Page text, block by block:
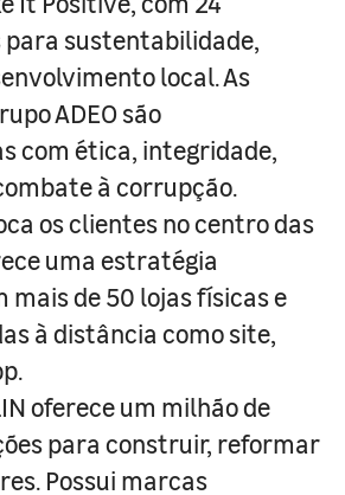
sustentabilidade,
local. As
ADEO são
com ética, integridade,
à corrupção.
os clientes no centro das
uma estratégia
mais de 50 lojas físicas e
à distância como site,
oferece um milhão de
para construir, reformar
Possui marcas